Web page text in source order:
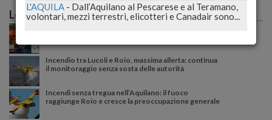
Le più lette
Incendio tra Lucoli e Roio, massima allerta: continua
il monitoraggio senza sosta delle autorità
Incendi senza tregua nell’Aquilano: il fuoco
raggiunge Roio e cresce la preoccupazione generale
L'AQUILA - Dall’Aquilano al Pescarese e al Teramano,
volontari, mezzi terrestri, elicotteri e Canadair sono...